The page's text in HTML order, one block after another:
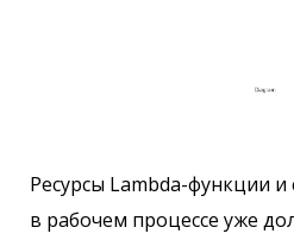
Ресурсы Lambda-функции
в рабочем процессе уже